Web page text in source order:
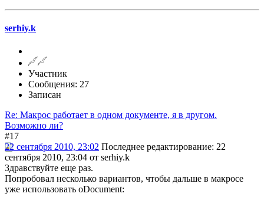
serhiy.k
Участник
Сообщения: 27
Записан
Re: Макрос работает в одном документе, я в другом.
Возможно ли?
#17
22 сентября 2010, 23:02 Последнее редактирование: 22
сентября 2010, 23:04 от serhiy.k
Здравствуйте еще раз.
Попробовал несколько вариантов, чтобы дальше в макросе
уже использовать oDocument: